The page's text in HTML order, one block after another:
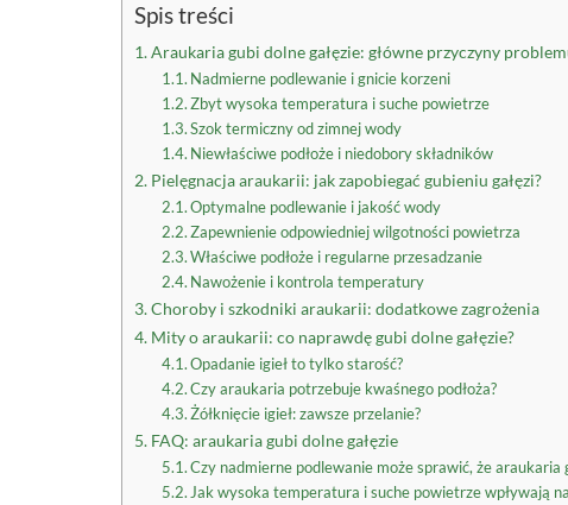
Spis treści
Araukaria gubi dolne gałęzie: główne przyczyny
Nadmierne podlewanie i gnicie korzeni
Zbyt wysoka temperatura i suche powietrze
Szok termiczny od zimnej wody
Niewłaściwe podłoże i niedobory składników
Pielęgnacja araukarii: jak zapobiegać gubieniu gałęzi?
Optymalne podlewanie i jakość wody
Zapewnienie odpowiedniej wilgotności powietrza
Właściwe podłoże i regularne przesadzanie
Nawożenie i kontrola temperatury
Choroby i szkodniki araukarii: dodatkowe zagrożenia
Mity o araukarii: co naprawdę gubi dolne gałęzie?
Opadanie igieł to tylko starość?
Czy araukaria potrzebuje kwaśnego podłoża?
Żółknięcie igieł: zawsze przelanie?
FAQ: araukaria gubi dolne gałęzie
Czy nadmierne podlewanie może sprawić, że araukaria
Jak wysoka temperatura i suche powietrze wpływają